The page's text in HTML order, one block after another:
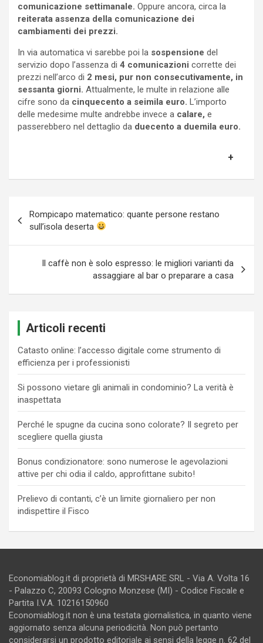
comunicazione settimanale. Oppure ancora, circa la
reiterata assenza della comunicazione dei
cambiamenti dei prezzi.
In via automatica vi sarebbe poi la sospensione del
servizio dopo l’assenza di 4 comunicazioni corrette dei
prezzi nell’arco di 2 mesi, pur non consecutivamente, in
sessanta giorni. Attualmente, le multe in relazione alle
cifre sono da cinquecento a seimila euro. L’importo
delle medesime multe andrebbe invece a calare, e
passerebbero nel dettaglio da duecento a duemila euro.
articoli
Rompicapo matematico: quante persone restano
sull’isola deserta
Il caffè non è solo espresso: le migliori varianti da
assaggiare al bar o preparare a casa
Articoli recenti
Catasto online: l’accesso digitale come strumento di
efficienza per i professionisti
Si possono vietare gli animali in condominio? La verità è
inaspettata
Perché le spugne da cucina sono colorate? Il segreto per
scegliere quella giusta
Bonus condizionatore: sono numerose le agevolazioni
attive per chi odia il caldo, approfittane subito!
Prelievo di contanti, c’è un limite giornaliero per non
indispettire il Fisco
Economiablog.it di proprietà di MRSHARE SRL - Via A. Volta 16
- Palazzo C, 20093 Cologno Monzese (MI) - Codice Fiscale e
Partita I.V.A. 10216150960
Economiablog.it non è una testata giornalistica, in quanto viene
aggiornato senza alcuna periodicità. Non può pertanto
considerarsi un prodotto editoriale ai sensi della legge n. 62 del